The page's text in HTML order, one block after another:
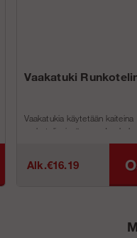
Vaakatuki
Vaakatukia käytetään kaiteina
runkotelineissämme. Jos
telineesi työtasoa, näitä
Alk.€16.19